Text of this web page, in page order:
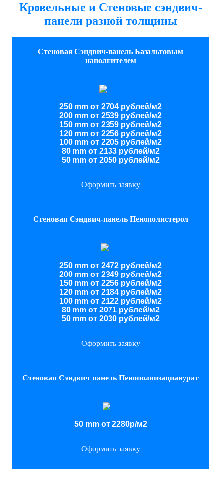
Кровельные и Стеновые сэндвич-
панели разной толщины
Стеновая Сэндвич-панель Базальтовым
наполнителем
250 mm от 2704 рублей/м2
200 mm от 2539 рублей/м2
150 mm от 2359 рублей/м2
120 mm от 2256 рублей/м2
100 mm от 2205 рублей/м2
80 mm от 2133 рублей/м2
50 mm от 2050 рублей/м2
Оформить заявку
Стеновая Сэндвич-панель Пенополистерол
250 mm от 2472 рублей/м2
200 mm от 2349 рублей/м2
150 mm от 2256 рублей/м2
120 mm от 2184 рублей/м2
100 mm от 2122 рублей/м2
80 mm от 2071 рублей/м2
50 mm от 2030 рублей/м2
Оформить заявку
Стеновая Сэндвич-панель Пенополиизацианурат
50 mm от 2280р/м2
Оформить заявку